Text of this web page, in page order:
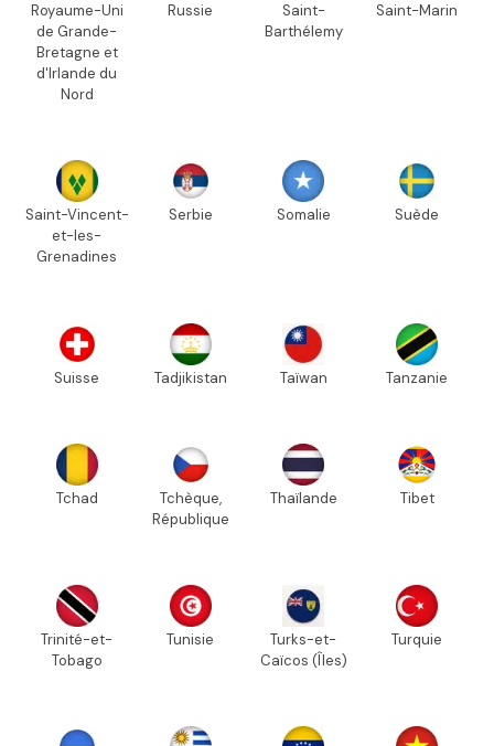
Royaume-Uni
de Grande-
Bretagne et
d'Irlande du
Nord
Russie
Saint-
Barthélemy
Saint-Marin
Saint-Vincent-
et-les-
Grenadines
Serbie Somalie Suède
Suisse Tadjikistan Taïwan Tanzanie
Tchad
Tchèque,
République
Thaïlande Tibet
Trinité-et-
Tobago
Tunisie
Turks-et-
Caïcos (Îles)
Turquie